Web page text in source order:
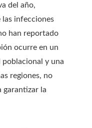
del año,
las infecciones
han reportado
ocurre en un
y una
regiones, no
garantizar la